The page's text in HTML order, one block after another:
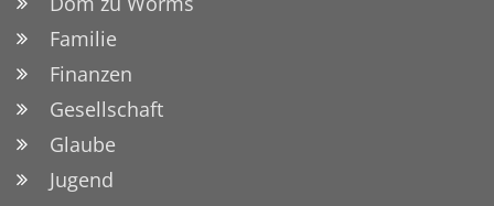
Familie
Finanzen
Gesellschaft
Glaube
Jugend